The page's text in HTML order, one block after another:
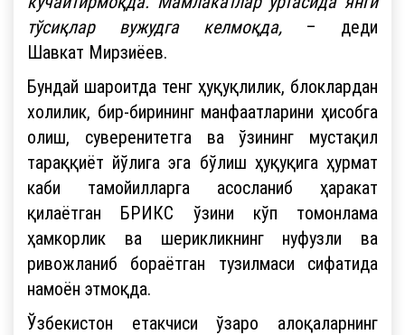
тўсиқлар вужудга келмоқда, – деди
Шавкат Мирзиёев.
Бундай шароитда тенг ҳуқуқлилик, блоклардан
холилик, бир-бирининг манфаатларини ҳисобга
олиш, суверенитетга ва ўзининг мустақил
тараққиёт йўлига эга бўлиш ҳуқуқига ҳурмат
каби тамойилларга асосланиб ҳаракат
қилаётган БРИКС ўзини кўп томонлама
ҳамкорлик ва шерикликнинг нуфузли ва
ривожланиб бораётган тузилмаси сифатида
намоён этмоқда.
Ўзбекистон етакчиси ўзаро алоқаларнинг